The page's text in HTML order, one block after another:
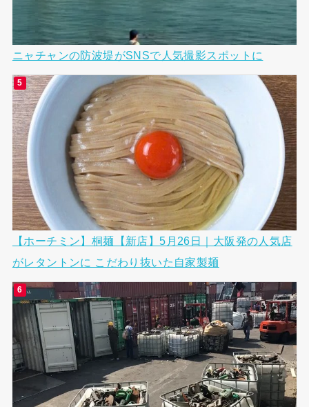
ニャチャンの防波堤がSNSで人気撮影スポットに
【ホーチミン】桐麺【新店】5月26日｜大阪発の人気店
がレタントンに こだわり抜いた自家製麺